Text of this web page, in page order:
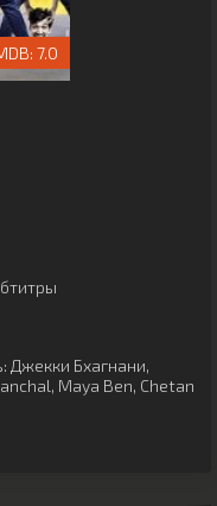
7.0
Джекки Бхагнани,
, Maya Ben, Chetan